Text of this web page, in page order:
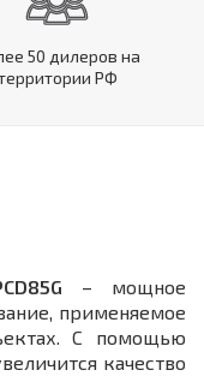
50 дилеров на
РФ
– мощное
применяемое
С помощью
качество